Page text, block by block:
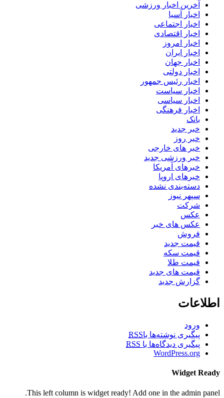
آخرین اخبار ورزشی
اخبار آسیا
اخبار اجتماعی
اخبار اقتصادی
اخبار امروز
اخبار ایران
اخبار جهان
اخبار دولتی
اخبار رئیس جمهور
اخبار سیاست
اخبار سیاسی
اخبار فرهنگی
بانک
خبر جدید
خبر روز
خبر های خارجی
خبر ورزشی جدید
خبرهای آمریکا
خبرهای اروپا
دسته‌بندی نشده
سپهر نیوز
شرکت
عکس
عکس های خبر
فروش
قیمت جدید
قیمت سکه
قیمت طلا
قیمت های جدید
گزارش جدید
اطلاعات
ورود
پیگیری نوشته‌ها باRSS
پیگیری دیدگاه‌ها با RSS
WordPress.org
Widget Ready
This left column is widget ready! Add one in the admin panel.